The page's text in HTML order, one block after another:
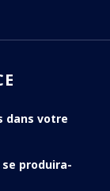
dans votre
se produira-